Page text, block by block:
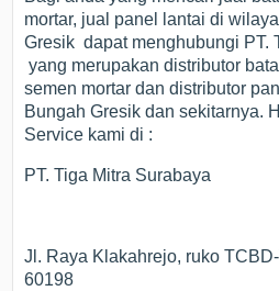
mortar, jual panel lantai di
Gresik dapat menghubungi PT.
yang merupakan distributor
semen mortar dan distributor
Bungah Gresik dan sekitarnya.
Service kami di :
PT. Tiga Mitra Surabaya
Jl. Raya Klakahrejo, ruko
60198